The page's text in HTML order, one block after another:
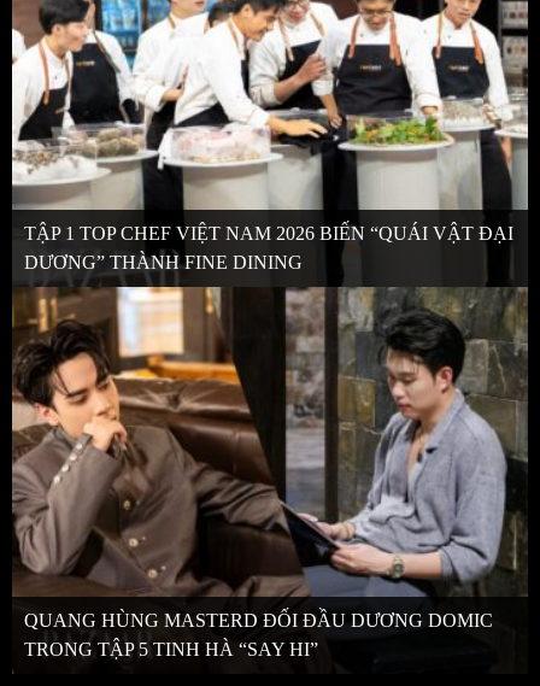
TẬP 1 TOP CHEF VIỆT NAM 2026 BIẾN “QUÁI VẬT ĐẠI
DƯƠNG” THÀNH FINE DINING
QUANG HÙNG MASTERD ĐỐI ĐẦU DƯƠNG DOMIC
TRONG TẬP 5 TINH HÀ “SAY HI”